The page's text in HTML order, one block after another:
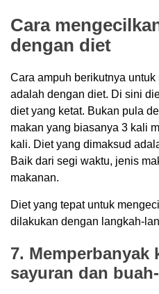
Cara
dengan diet
Cara ampuh berikutnya
adalah dengan diet. Di sini
diet yang ketat. Bukan pula
makan yang biasanya 3 kali
kali. Diet yang dimaksud
Baik dari segi waktu, jenis
makanan.
Diet yang tepat untuk
dilakukan dengan langkah-
7. Memperbanyak
sayuran dan